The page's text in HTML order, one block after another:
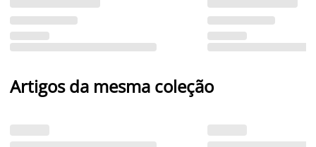
Artigos da mesma coleção